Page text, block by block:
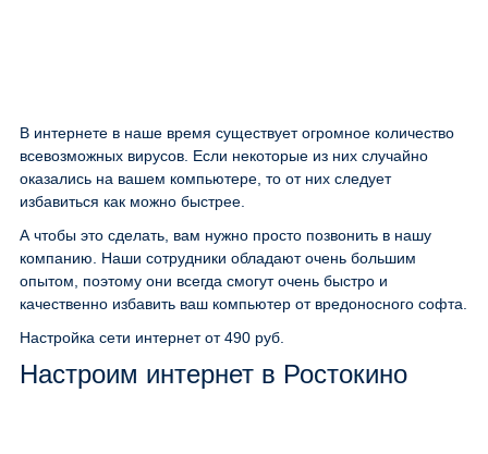
В интернете в наше время существует огромное количество
всевозможных вирусов. Если некоторые из них случайно
оказались на вашем компьютере, то от них следует
избавиться как можно быстрее.
А чтобы это сделать, вам нужно просто позвонить в нашу
компанию. Наши сотрудники обладают очень большим
опытом, поэтому они всегда смогут очень быстро и
качественно избавить ваш компьютер от вредоносного софта.
Настройка сети интернет от 490 руб.
Настроим интернет в Ростокино